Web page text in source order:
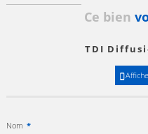
Ce bien
TDI
Nom *